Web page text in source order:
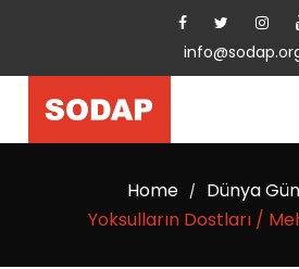
Home / Dünya
Yoksulların Dostları /